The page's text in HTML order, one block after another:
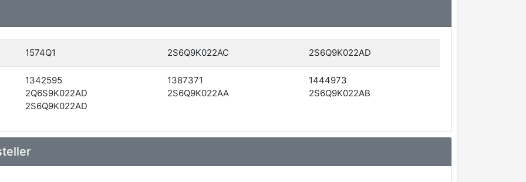
1574Q1 2S6Q9K022AC 2S6Q9K022AD
1342595 1387371
1444973
2Q6S9K022AD 2S6Q9K022AA
2S6Q9K022AB
2S6Q9K022AD